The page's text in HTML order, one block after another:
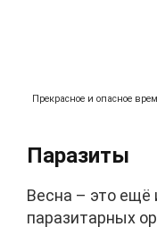
Прекрасное и опасное
Паразиты
Весна – это ещё
паразитарных